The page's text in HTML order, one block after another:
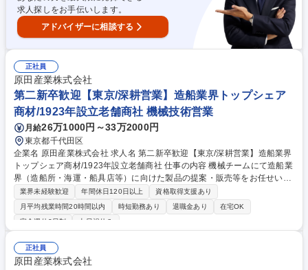
業(太陽光発電設備) 業界経験者歓迎/プライム上場
求人探しをお手伝いします。
アドバイザーに相談する
正社員
原田産業株式会社
第二新卒歓迎【東京/深耕営業】造船業界トップシェア
商材/1923年設立老舗商社 機械技術営業
月給26万1000円～33万2000円
東京都千代田区
企業名 原田産業株式会社 求人名 第二新卒歓迎【東京/深耕営業】造船業界
トップシェア商材/1923年設立老舗商社 仕事の内容 機械チームにて造船業
界（造船所・海運・船具店等）に向けた製品の提案・販売等をお任せいた
します。業界内での認知度が高く、ほとんどの国内造船所との取引を行っ
ています。自らが製品の発掘/開発/販売を行える 環境で、会社もそれを手
厚くサポートする社風です。 【具体的には】■顧客への製品、サービス紹
後フォロー ■新製品、サービス、ビジネス開発 ■海外出張、展示会出展、
広告、SNS発信、業界セミナー出席等 ■取扱商材例：チョックファスト：
エポキシ樹脂系充填剤 、真空トイレシステム：船舶用真空トイレ、そのほ
業界未経験歓迎 年間休日120日以上
資格取得支援あり
月平均残業時間20時間以内
時短勤務あり 退職金あり
在宅OK
完全週休2日制
土日祝休み
正社員
原田産業株式会社